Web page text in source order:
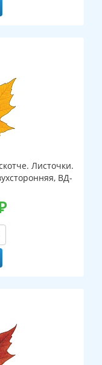
Листочки.
ВД-